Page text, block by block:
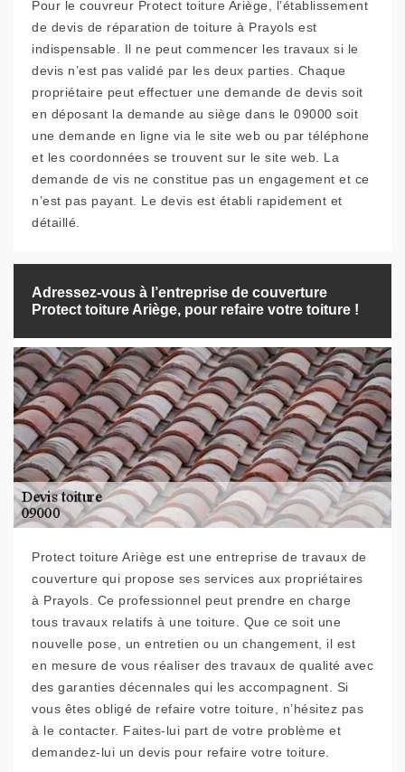
Pour le couvreur Protect toiture Ariège, l’établissement
de devis de réparation de toiture à Prayols est
indispensable. Il ne peut commencer les travaux si le
devis n’est pas validé par les deux parties. Chaque
propriétaire peut effectuer une demande de devis soit
en déposant la demande au siège dans le 09000 soit
une demande en ligne via le site web ou par téléphone
et les coordonnées se trouvent sur le site web. La
demande de vis ne constitue pas un engagement et ce
n’est pas payant. Le devis est établi rapidement et
détaillé.
Adressez-vous à l’entreprise de couverture
Protect toiture Ariège, pour refaire votre toiture !
Protect toiture Ariège est une entreprise de travaux de
couverture qui propose ses services aux propriétaires
à Prayols. Ce professionnel peut prendre en charge
tous travaux relatifs à une toiture. Que ce soit une
nouvelle pose, un entretien ou un changement, il est
en mesure de vous réaliser des travaux de qualité avec
des garanties décennales qui les accompagnent. Si
vous êtes obligé de refaire votre toiture, n’hésitez pas
à le contacter. Faites-lui part de votre problème et
demandez-lui un devis pour refaire votre toiture.